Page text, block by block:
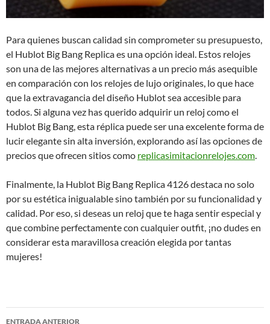
Para quienes buscan calidad sin comprometer su presupuesto,
el Hublot Big Bang Replica es una opción ideal. Estos relojes
son una de las mejores alternativas a un precio más asequible
en comparación con los relojes de lujo originales, lo que hace
que la extravagancia del diseño Hublot sea accesible para
todos. Si alguna vez has querido adquirir un reloj como el
Hublot Big Bang, esta réplica puede ser una excelente forma de
lucir elegante sin alta inversión, explorando así las opciones de
precios que ofrecen sitios como replicasimitacionrelojes.com.
Finalmente, la Hublot Big Bang Replica 4126 destaca no solo
por su estética inigualable sino también por su funcionalidad y
calidad. Por eso, si deseas un reloj que te haga sentir especial y
que combine perfectamente con cualquier outfit, ¡no dudes en
considerar esta maravillosa creación elegida por tantas
mujeres!
Navegación
ENTRADA ANTERIOR